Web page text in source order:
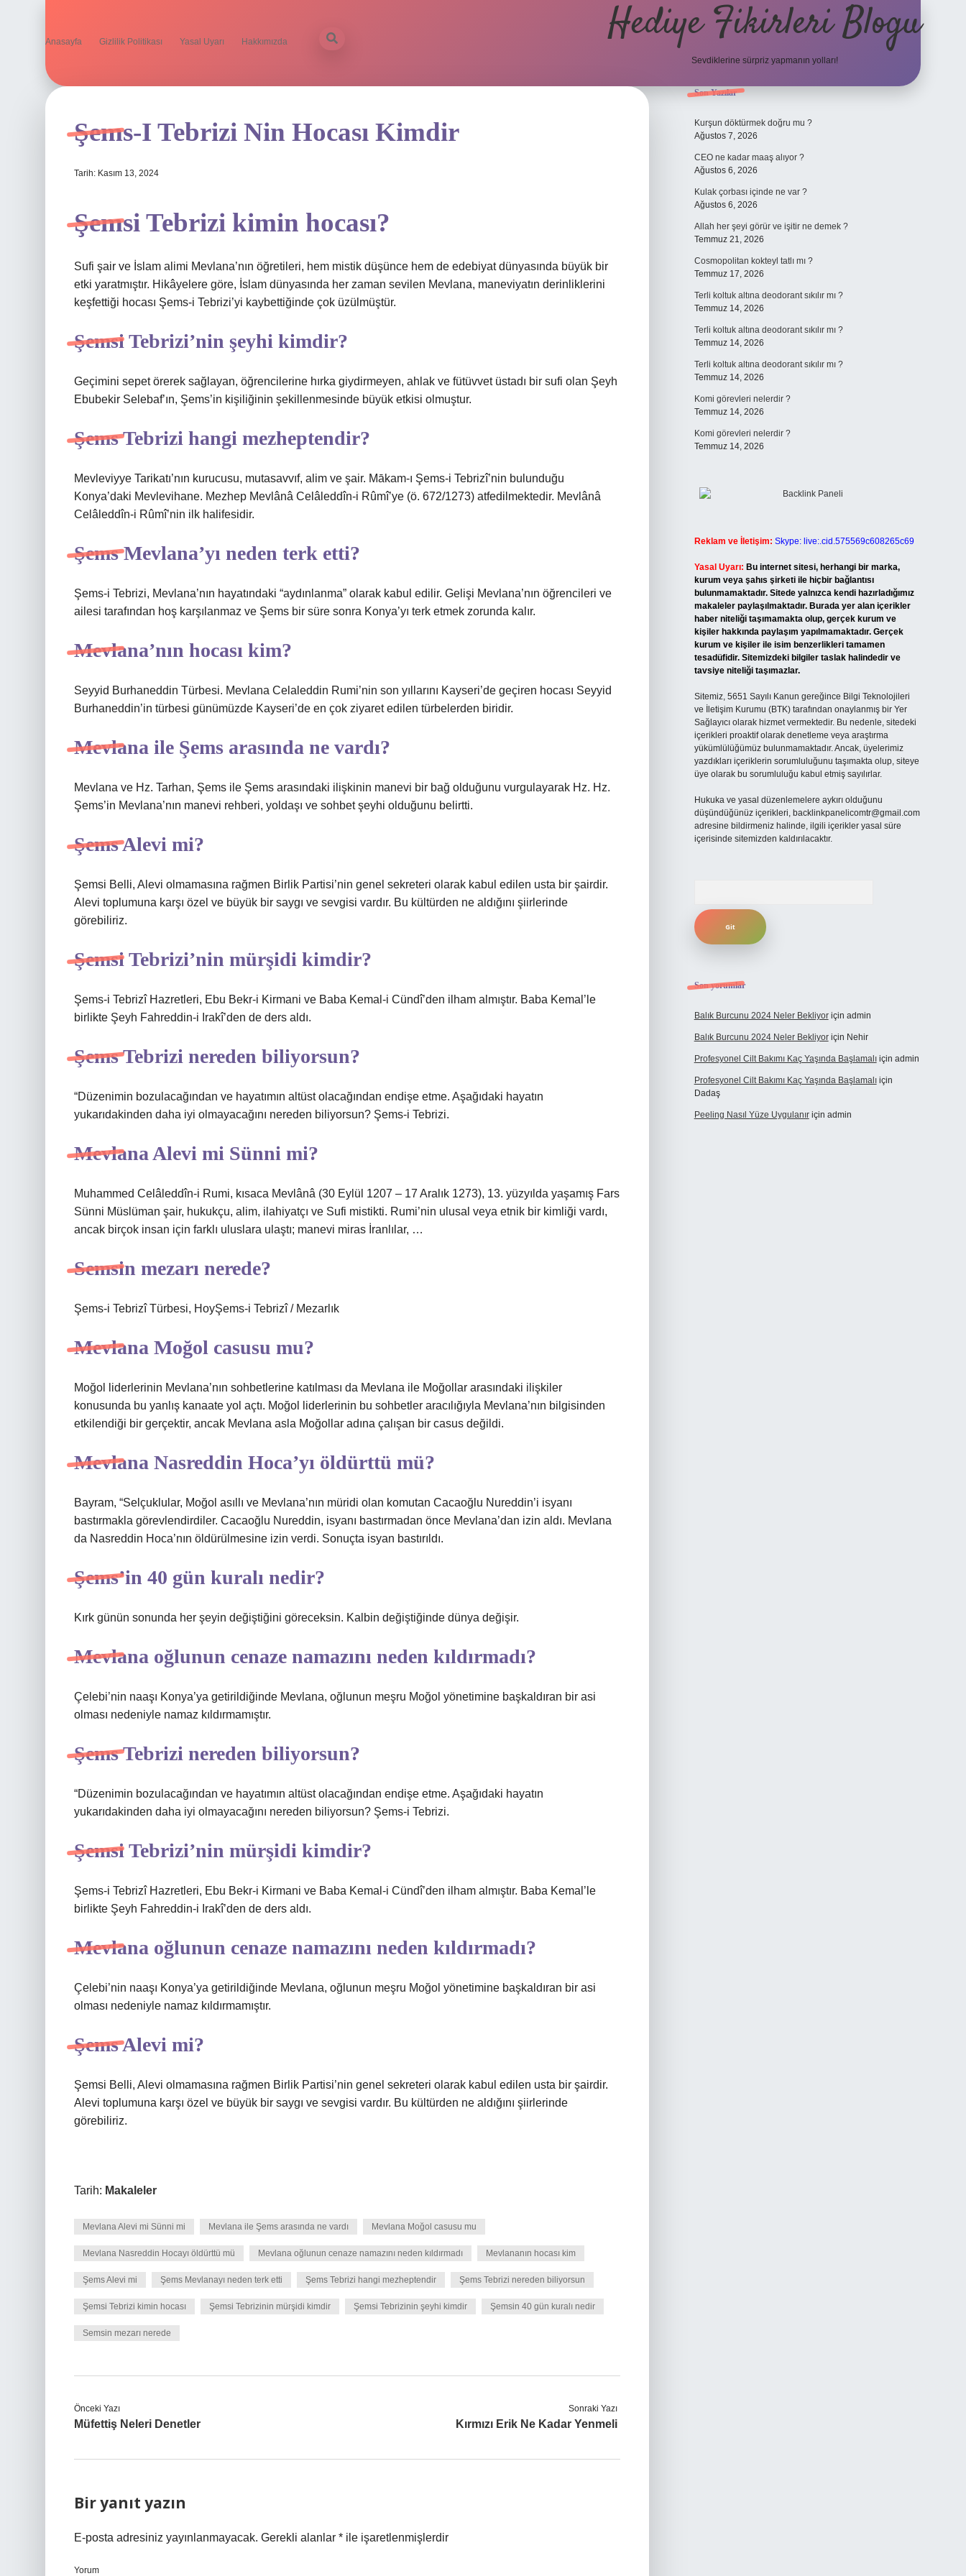
Anasayfa Gizlilik Politikası Yasal Uyarı Hakkımızda Hediye Fikirleri Blogu
Sevdiklerine sürpriz yapmanın yolları!
Şems-I Tebrizi Nin Hocası Kimdir
Tarih: Kasım 13, 2024
Şemsi Tebrizi kimin hocası?
Sufi şair ve İslam alimi Mevlana’nın öğretileri, hem mistik düşünce hem de edebiyat dünyasında büyük bir
etki yaratmıştır. Hikâyelere göre, İslam dünyasında her zaman sevilen Mevlana, maneviyatın derinliklerini
keşfettiği hocası Şems-i Tebrizi’yi kaybettiğinde çok üzülmüştür.
Şemsi Tebrizi’nin şeyhi kimdir?
Geçimini sepet örerek sağlayan, öğrencilerine hırka giydirmeyen, ahlak ve fütüvvet üstadı bir sufi olan Şeyh
Ebubekir Selebaf’ın, Şems’in kişiliğinin şekillenmesinde büyük etkisi olmuştur.
Şems Tebrizi hangi mezheptendir?
Mevleviyye Tarikatı’nın kurucusu, mutasavvıf, alim ve şair. Mākam-ı Şems-i Tebrizî’nin bulunduğu
Konya’daki Mevlevihane. Mezhep Mevlânâ Celâleddîn-i Rûmî’ye (ö. 672/1273) atfedilmektedir. Mevlânâ
Celâleddîn-i Rûmî’nin ilk halifesidir.
Şems Mevlana’yı neden terk etti?
Şems-i Tebrizi, Mevlana’nın hayatındaki “aydınlanma” olarak kabul edilir. Gelişi Mevlana’nın öğrencileri ve
ailesi tarafından hoş karşılanmaz ve Şems bir süre sonra Konya’yı terk etmek zorunda kalır.
Mevlana’nın hocası kim?
Seyyid Burhaneddin Türbesi. Mevlana Celaleddin Rumi’nin son yıllarını Kayseri’de geçiren hocası Seyyid
Burhaneddin’in türbesi günümüzde Kayseri’de en çok ziyaret edilen türbelerden biridir.
Mevlana ile Şems arasında ne vardı?
Mevlana ve Hz. Tarhan, Şems ile Şems arasındaki ilişkinin manevi bir bağ olduğunu vurgulayarak Hz. Hz.
Şems’in Mevlana’nın manevi rehberi, yoldaşı ve sohbet şeyhi olduğunu belirtti.
Şems Alevi mi?
Şemsi Belli, Alevi olmamasına rağmen Birlik Partisi’nin genel sekreteri olarak kabul edilen usta bir şairdir.
Alevi toplumuna karşı özel ve büyük bir saygı ve sevgisi vardır. Bu kültürden ne aldığını şiirlerinde
görebiliriz.
Şemsi Tebrizi’nin mürşidi kimdir?
Şems-i Tebrizî Hazretleri, Ebu Bekr-i Kirmani ve Baba Kemal-i Cündî’den ilham almıştır. Baba Kemal’le
birlikte Şeyh Fahreddin-i Irakî’den de ders aldı.
Şems Tebrizi nereden biliyorsun?
“Düzenimin bozulacağından ve hayatımın altüst olacağından endişe etme. Aşağıdaki hayatın
yukarıdakinden daha iyi olmayacağını nereden biliyorsun? Şems-i Tebrizi.
Mevlana Alevi mi Sünni mi?
Muhammed Celâleddîn-i Rumi, kısaca Mevlânâ (30 Eylül 1207 – 17 Aralık 1273), 13. yüzyılda yaşamış Fars
Sünni Müslüman şair, hukukçu, alim, ilahiyatçı ve Sufi mistikti. Rumi’nin ulusal veya etnik bir kimliği vardı,
ancak birçok insan için farklı uluslara ulaştı; manevi miras İranlılar, …
Semsin mezarı nerede?
Şems-i Tebrizî Türbesi, HoyŞems-i Tebrizî / Mezarlık
Mevlana Moğol casusu mu?
Moğol liderlerinin Mevlana’nın sohbetlerine katılması da Mevlana ile Moğollar arasındaki ilişkiler
konusunda bu yanlış kanaate yol açtı. Moğol liderlerinin bu sohbetler aracılığıyla Mevlana’nın bilgisinden
etkilendiği bir gerçektir, ancak Mevlana asla Moğollar adına çalışan bir casus değildi.
Mevlana Nasreddin Hoca’yı öldürttü mü?
Bayram, “Selçuklular, Moğol asıllı ve Mevlana’nın müridi olan komutan Cacaoğlu Nureddin’i isyanı
bastırmakla görevlendirdiler. Cacaoğlu Nureddin, isyanı bastırmadan önce Mevlana’dan izin aldı. Mevlana
da Nasreddin Hoca’nın öldürülmesine izin verdi. Sonuçta isyan bastırıldı.
Şems’in 40 gün kuralı nedir?
Kırk günün sonunda her şeyin değiştiğini göreceksin. Kalbin değiştiğinde dünya değişir.
Mevlana oğlunun cenaze namazını neden kıldırmadı?
Çelebi’nin naaşı Konya’ya getirildiğinde Mevlana, oğlunun meşru Moğol yönetimine başkaldıran bir asi
olması nedeniyle namaz kıldırmamıştır.
Şems Tebrizi nereden biliyorsun?
“Düzenimin bozulacağından ve hayatımın altüst olacağından endişe etme. Aşağıdaki hayatın
yukarıdakinden daha iyi olmayacağını nereden biliyorsun? Şems-i Tebrizi.
Şemsi Tebrizi’nin mürşidi kimdir?
Şems-i Tebrizî Hazretleri, Ebu Bekr-i Kirmani ve Baba Kemal-i Cündî’den ilham almıştır. Baba Kemal’le
birlikte Şeyh Fahreddin-i Irakî’den de ders aldı.
Mevlana oğlunun cenaze namazını neden kıldırmadı?
Çelebi’nin naaşı Konya’ya getirildiğinde Mevlana, oğlunun meşru Moğol yönetimine başkaldıran bir asi
olması nedeniyle namaz kıldırmamıştır.
Şems Alevi mi?
Şemsi Belli, Alevi olmamasına rağmen Birlik Partisi’nin genel sekreteri olarak kabul edilen usta bir şairdir.
Alevi toplumuna karşı özel ve büyük bir saygı ve sevgisi vardır. Bu kültürden ne aldığını şiirlerinde
görebiliriz.
Tarih: Makaleler
Mevlana Alevi mi Sünni mi Mevlana ile Şems arasında ne vardı Mevlana Moğol casusu mu
Mevlana Nasreddin Hocayı öldürttü mü Mevlana oğlunun cenaze namazını neden kıldırmadı Mevlananın hocası kim
Şems Alevi mi Şems Mevlanayı neden terk etti Şems Tebrizi hangi mezheptendir Şems Tebrizi nereden biliyorsun
Şemsi Tebrizi kimin hocası Şemsi Tebrizinin mürşidi kimdir Şemsi Tebrizinin şeyhi kimdir Şemsin 40 gün kuralı nedir
Semsin mezarı nerede
Önceki Yazı
Müfettiş Neleri Denetler
Sonraki Yazı
Kırmızı Erik Ne Kadar Yenmeli
Bir yanıt yazın
E-posta adresiniz yayınlanmayacak. Gerekli alanlar * ile işaretlenmişlerdir
Yorum
Sidebar
Son Yazılar
Kurşun döktürmek doğru mu ?
Ağustos 7, 2026
CEO ne kadar maaş alıyor ?
Ağustos 6, 2026
Kulak çorbası içinde ne var ?
Ağustos 6, 2026
Allah her şeyi görür ve işitir ne demek ?
Temmuz 21, 2026
Cosmopolitan kokteyl tatlı mı ?
Temmuz 17, 2026
Terli koltuk altına deodorant sıkılır mı ?
Temmuz 14, 2026
Terli koltuk altına deodorant sıkılır mı ?
Temmuz 14, 2026
Terli koltuk altına deodorant sıkılır mı ?
Temmuz 14, 2026
Komi görevleri nelerdir ?
Temmuz 14, 2026
Komi görevleri nelerdir ?
Temmuz 14, 2026
Reklam ve İletişim: Skype: live:.cid.575569c608265c69
Yasal Uyarı: Bu internet sitesi, herhangi bir marka,
kurum veya şahıs şirketi ile hiçbir bağlantısı
bulunmamaktadır. Sitede yalnızca kendi hazırladığımız
makaleler paylaşılmaktadır. Burada yer alan içerikler
haber niteliği taşımamakta olup, gerçek kurum ve
kişiler hakkında paylaşım yapılmamaktadır. Gerçek
kurum ve kişiler ile isim benzerlikleri tamamen
tesadüfidir. Sitemizdeki bilgiler taslak halindedir ve
tavsiye niteliği taşımazlar.
Sitemiz, 5651 Sayılı Kanun gereğince Bilgi Teknolojileri
ve İletişim Kurumu (BTK) tarafından onaylanmış bir Yer
Sağlayıcı olarak hizmet vermektedir. Bu nedenle, sitedeki
içerikleri proaktif olarak denetleme veya araştırma
yükümlülüğümüz bulunmamaktadır. Ancak, üyelerimiz
yazdıkları içeriklerin sorumluluğunu taşımakta olup, siteye
üye olarak bu sorumluluğu kabul etmiş sayılırlar.
Hukuka ve yasal düzenlemelere aykırı olduğunu
düşündüğünüz içerikleri, backlinkpanelicomtr@gmail.com
adresine bildirmeniz halinde, ilgili içerikler yasal süre
içerisinde sitemizden kaldırılacaktır.
Son yorumlar
Balık Burcunu 2024 Neler Bekliyoriçin admin
Balık Burcunu 2024 Neler Bekliyoriçin Nehir
Profesyonel Cilt Bakımı Kaç Yaşında Başlamalıiçin admin
Profesyonel Cilt Bakımı Kaç Yaşında Başlamalıiçin
Dadaş
Peeling Nasıl Yüze Uygulanıriçin admin